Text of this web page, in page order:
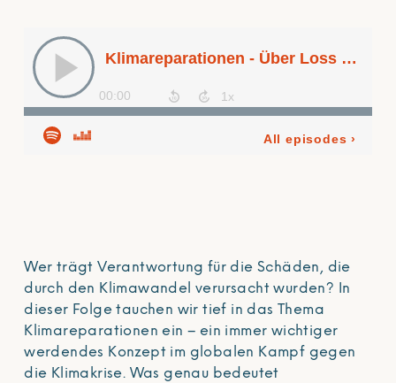
Wer trägt Verantwortung für die Schäden, die
durch den Klimawandel verursacht wurden? In
dieser Folge tauchen wir tief in das Thema
Klimareparationen ein – ein immer wichtiger
werdendes Konzept im globalen Kampf gegen
die Klimakrise. Was genau bedeutet